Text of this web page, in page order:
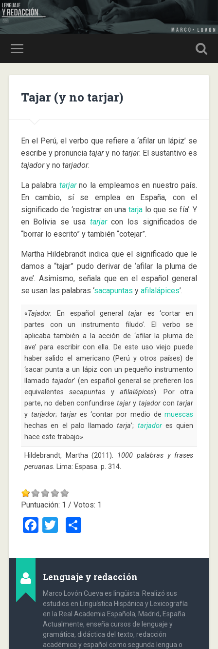
Tajar (y no tarjar)
En el Perú, el verbo que refiere a ‘afilar un lápiz’ se
escribe y pronunciatajary no tarjar. El sustantivo es
tajadory no tarjador.
La palabra tarjarno la empleamos en nuestro país.
En cambio, sí se emplea en España, con el
significado de ‘registrar en una tarja lo que se fía’. Y
en Bolivia se usa tarjarcon los significados de
“borrar lo escrito” y también “cotejar”.
Martha Hildebrandt indica que el significado que le
damos a “tajar” pudo derivar de ‘afilar la pluma de
ave’. Asimismo, señala que en el español general
se usan las palabras ‘sacapuntas y afilalápices’.
«Tajador. En español generaltajar es ‘cortar en
partes con un instrumento filudo’. El verbo se
aplicaba también a la acción de ‘afilar la pluma de
ave’ para escribir con ella. De este uso viejo puede
haber salido el americano (Perú y otros países) de
‘sacar punta a un lápiz con un pequeño instrumento
llamado tajador’ (en español general se prefieren los
equivalentessacapuntas yafilalápices). Por otra
parte, no deben confundirse tajary tajadorcontarjar
y tarjador; tarjares ‘contar por medio demuescas
hechas en el palo llamadotarja’; tarjadores quien
hace este trabajo».
Hildebrandt, Martha (2011). 1000 palabras y frases
peruanas. Lima: Espasa. p. 314.
Puntuación: 1 / Votos: 1
Facebook
TwitterCompartir
Lenguaje y redacción
Marco Lovón Cueva es lingüista. Realizó sus
estudios en Lingüística Hispánica y Lexicografía
en la Real Academia Española, Madrid, España.
Actualmente, enseña cursos de lenguaje y
gramática, didáctica del texto, redacción
académica y español como segunda lengua o